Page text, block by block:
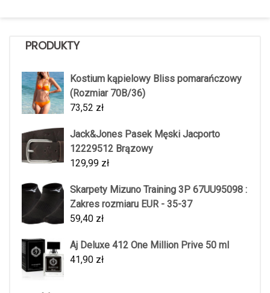
PRODUKTY
Kostium kąpielowy Bliss pomarańczowy
(Rozmiar 70B/36)
73,52 zł
Jack&Jones Pasek Męski Jacporto
12229512 Brązowy
129,99 zł
Skarpety Mizuno Training 3P 67UU95098 :
Zakres rozmiaru EUR - 35-37
59,40 zł
Aj Deluxe 412 One Million Prive 50 ml
41,90 zł